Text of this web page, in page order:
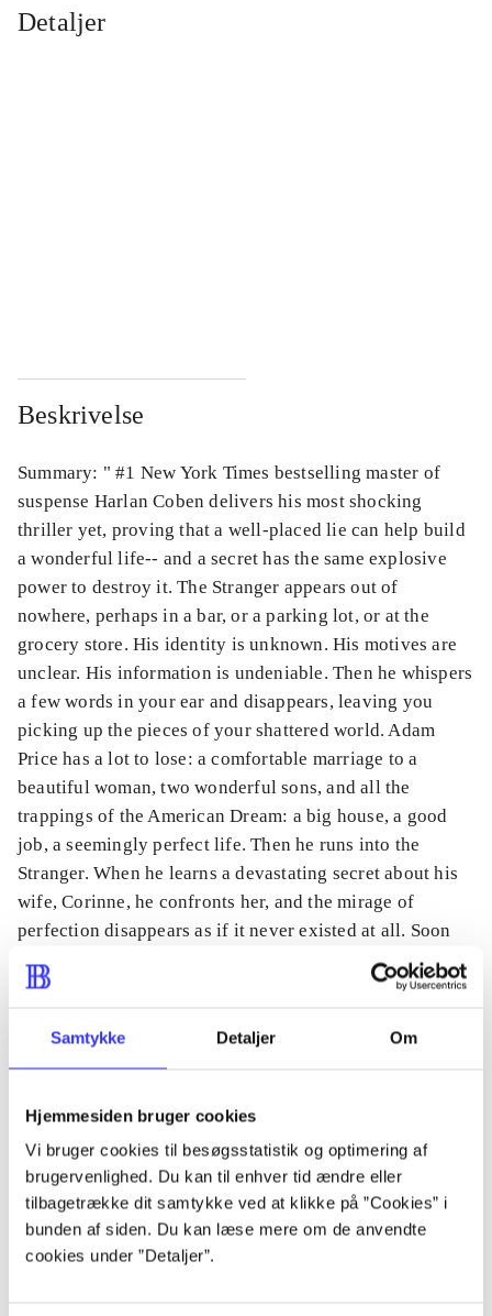
Samtykke Detaljer Om
Hjemmesiden bruger cookies
Vi bruger cookies til besøgsstatistik og optimering af
brugervenlighed. Du kan til enhver tid ændre eller
tilbagetrække dit samtykke ved at klikke på ”Cookies” i
bunden af siden. Du kan læse mere om de anvendte
cookies under ”Detaljer”.
Detaljer
Beskrivelse
Summary: " #1 New York Times bestselling master of
suspense Harlan Coben delivers his most shocking
thriller yet, proving that a well-placed lie can help build
a wonderful life-- and a secret has the same explosive
power to destroy it. The Stranger appears out of
nowhere, perhaps in a bar, or a parking lot, or at the
grocery store. His identity is unknown. His motives are
unclear. His information is undeniable. Then he whispers
a few words in your ear and disappears, leaving you
picking up the pieces of your shattered world. Adam
Price has a lot to lose: a comfortable marriage to a
beautiful woman, two wonderful sons, and all the
trappings of the American Dream: a big house, a good
job, a seemingly perfect life. Then he runs into the
Stranger. When he learns a devastating secret about his
wife, Corinne, he confronts her, and the mirage of
perfection disappears as if it never existed at all. Soon
Adam finds himself tangled in something far darker than
even Corinne's deception, and realizes that if he doesn't
stumbled into will not only ruin lives-it will end them".
Tidsskrift
Artiklen er en del af
lorem ipsum dolor sit amet ...